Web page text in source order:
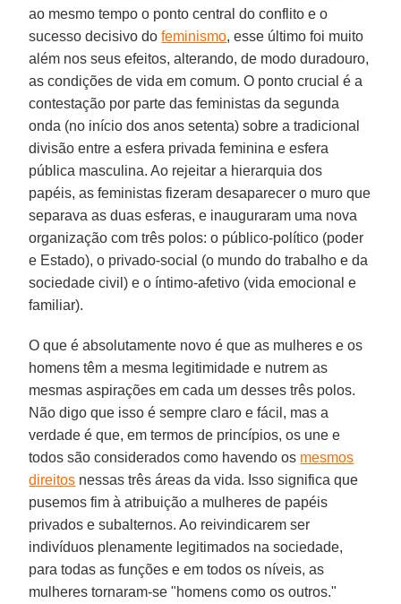
ao mesmo tempo o ponto central do conflito e o
sucesso decisivo dofeminismo, esse último foi muito
além nos seus efeitos, alterando, de modo duradouro,
as condições de vida em comum. O ponto crucial é a
contestação por parte das feministas da segunda
onda (no início dos anos setenta) sobre a tradicional
divisão entre a esfera privada feminina e esfera
pública masculina. Ao rejeitar a hierarquia dos
papéis, as feministas fizeram desaparecer o muro que
separava as duas esferas, e inauguraram uma nova
organização com três polos: o público-político (poder
e Estado), o privado-social (o mundo do trabalho e da
sociedade civil) e o íntimo-afetivo (vida emocional e
familiar).
O que é absolutamente novo é que as mulheres e os
homens têm a mesma legitimidade e nutrem as
mesmas aspirações em cada um desses três polos.
Não digo que isso é sempre claro e fácil, mas a
verdade é que, em termos de princípios, os une e
todos são considerados como havendo os mesmos
direitos nessas três áreas da vida. Isso significa que
pusemos fim à atribuição a mulheres de papéis
privados e subalternos. Ao reivindicarem ser
indivíduos plenamente legitimados na sociedade,
para todas as funções e em todos os níveis, as
mulheres tornaram-se "homens como os outros."